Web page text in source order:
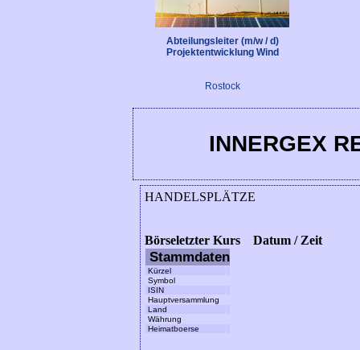
Abteilungsleiter (m/w / d)
Projektentwicklung Wind
Rostock
INNERGEX